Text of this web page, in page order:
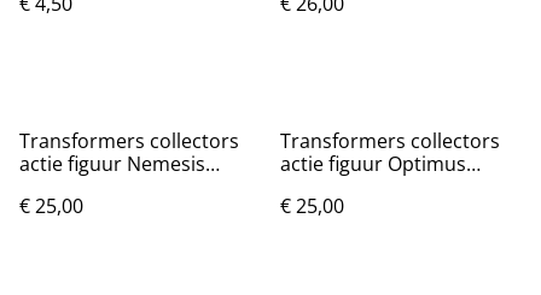
Transformers collectors
actie figuur Nemesis
€ 25,00
Transformers collectors
actie figuur Optimus
€ 25,00